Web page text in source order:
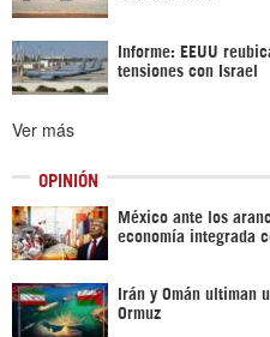
Informe: EEUU
tensiones con Israel
Ver más
OPINIÓN
México ante los
economía integrada
Irán y Omán ultiman
Ormuz